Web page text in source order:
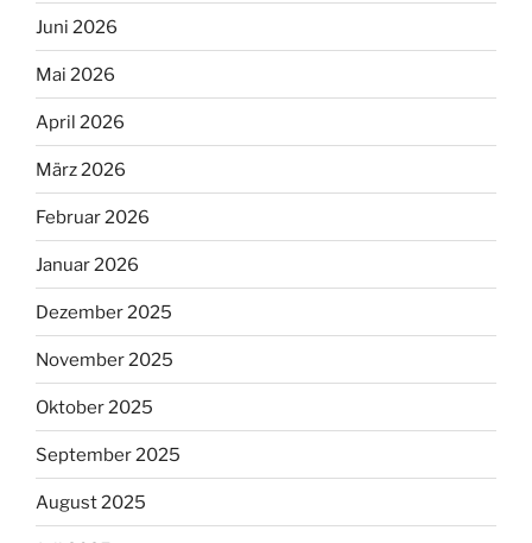
Juni 2026
Mai 2026
April 2026
März 2026
Februar 2026
Januar 2026
Dezember 2025
November 2025
Oktober 2025
September 2025
August 2025